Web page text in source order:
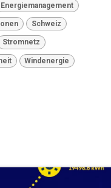
Energiemanagement
Schweiz
Stromnetz
Windenergie